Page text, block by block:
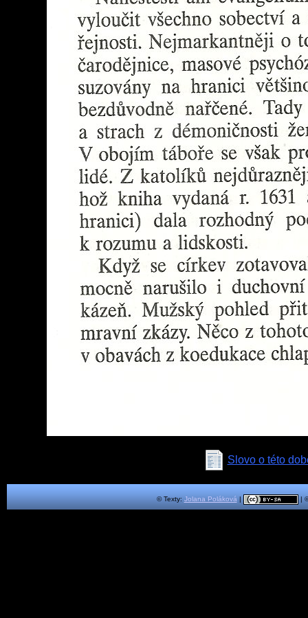
Slovo o této
© Texty: Jolana Poláková | |